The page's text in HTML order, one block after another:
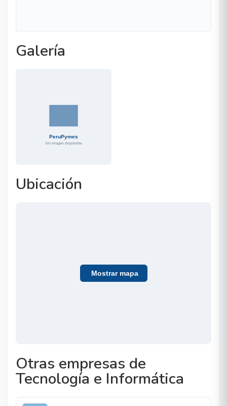
Galería
Ubicación
Mostrar mapa
Otras empresas de
Tecnología e Informática